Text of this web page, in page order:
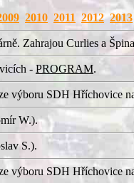
2010 2011 2012 2013
Zahrajou Curlies a
- PROGRAM.
výboru SDH Hříchovice
W.).
S.).
výboru SDH Hříchovice